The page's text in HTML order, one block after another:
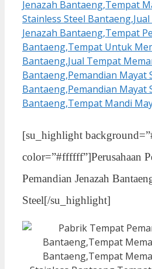
[su_highlight
color=”#ffffff”]Perusahaan
Pemandian Jenazah
Steel[/su_highlight]